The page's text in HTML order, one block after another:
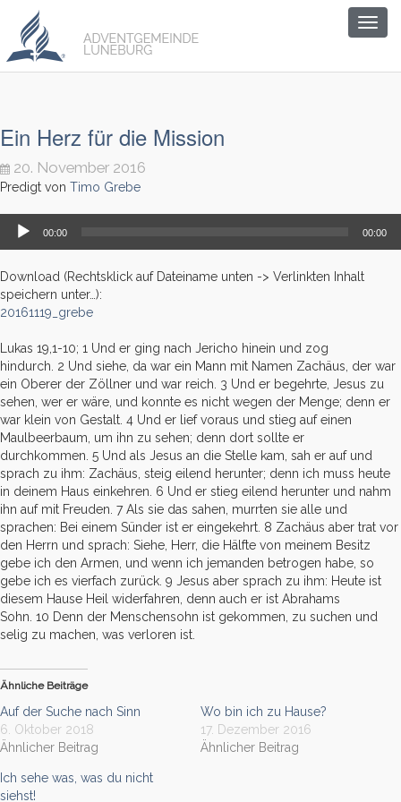
Ein Herz für die Mission
20. November 2016
Predigt von Timo Grebe
Audio-
Player
00:00 00:00
Download (Rechtsklick auf Dateiname unten -> Verlinkten Inhalt
speichern unter…):
20161119_grebe
Lukas 19,1-10; 1 Und er ging nach Jericho hinein und zog
hindurch. 2 Und siehe, da war ein Mann mit Namen Zachäus, der war
ein Oberer der Zöllner und war reich. 3 Und er begehrte, Jesus zu
sehen, wer er wäre, und konnte es nicht wegen der Menge; denn er
war klein von Gestalt. 4 Und er lief voraus und stieg auf einen
Maulbeerbaum, um ihn zu sehen; denn dort sollte er
durchkommen. 5 Und als Jesus an die Stelle kam, sah er auf und
sprach zu ihm: Zachäus, steig eilend herunter; denn ich muss heute
in deinem Haus einkehren. 6 Und er stieg eilend herunter und nahm
ihn auf mit Freuden. 7Als sie das sahen, murrten sie alle und
sprachen: Bei einem Sünder ist er eingekehrt. 8 Zachäus aber trat vor
den Herrn und sprach: Siehe, Herr, die Hälfte von meinem Besitz
gebe ich den Armen, und wenn ich jemanden betrogen habe, so
gebe ich es vierfach zurück. 9 Jesus aber sprach zu ihm: Heute ist
diesem Hause Heil widerfahren, denn auch er ist Abrahams
Sohn. 10 Denn der Menschensohn ist gekommen, zu suchen und
selig zu machen, was verloren ist.
Ähnliche Beiträge
Auf der Suche nach Sinn
6. Oktober 2018
Ähnlicher Beitrag
Wo bin ich zu Hause?
17. Dezember 2016
Ähnlicher Beitrag
Ich sehe was, was du nicht
siehst!